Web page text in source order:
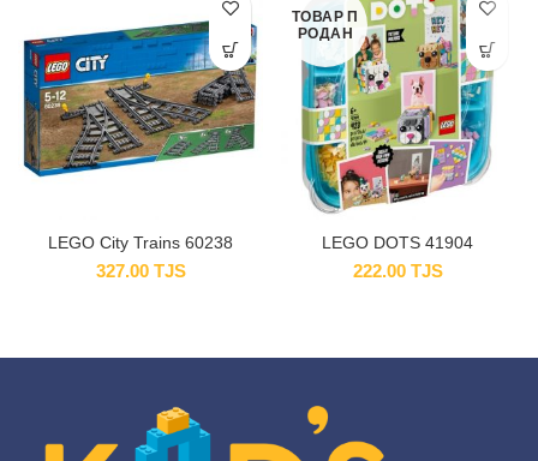
LEGO City Trains 60238
327.00 TJS
ТОВАР П
РОДАН
LEGO DOTS 41904
222.00 TJS